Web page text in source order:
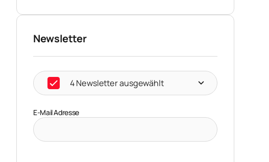
Newsletter
4 Newsletter ausgewählt
E-Mail Adresse